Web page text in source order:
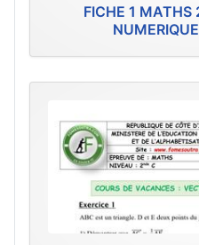
FICHE 1